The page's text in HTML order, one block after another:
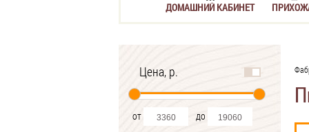
ДОМАШНИЙ КАБИНЕТ
Цена, р.
от
до